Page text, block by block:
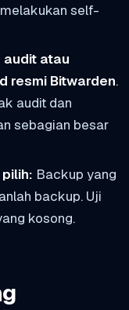
self-
audit atau
resmi Bitwarden.
audit dan
sebagian besar
Backup yang
backup. Uji
kosong.